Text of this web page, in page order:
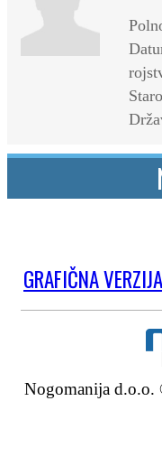
GRAFIČNA VERZIJA
Nogomanija d.o.o.